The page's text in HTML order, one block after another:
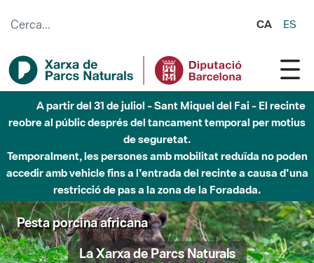
CA ES
A partir del 31 de juliol - Sant Miquel del Fai - El recinte
reobre al públic després del tancament temporal per motius
de seguretat.
Temporalment, les persones amb mobilitat reduïda no poden
accedir amb vehicle fins a l'entrada del recinte a causa d'una
restricció de pas a la zona de la Foradada.
Pesta porcina africana
La Xarxa de Parcs Naturals